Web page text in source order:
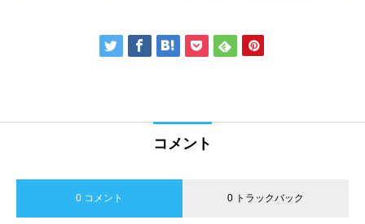
コメント
0 コメント 0 トラックバック